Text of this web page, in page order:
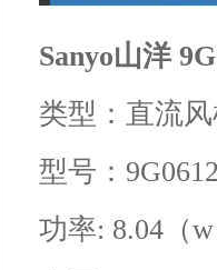
Sanyo山洋
类型：直流
型号：
功率: 8.04（